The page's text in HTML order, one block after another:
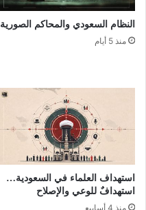
النظام السعودي والمحاكم الصورية
منذ 5 أيام
استهداف العلماء في السعودية…
استهدافٌ للوعي والإصلاح
منذ 4 أسابيع